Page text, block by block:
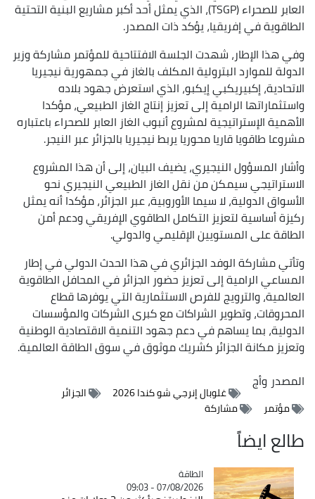
العابر للصحراء (TSGP)، الذي يمثل أحد أكبر مشاريع البنية التحتية
الطاقوية في إفريقيا، يؤكد ذات المصدر.
وفي هذا الإطار، شهدت الجلسة الافتتاحية للمؤتمر مشاركة وزير
الدولة للموارد البترولية المكلف بالغاز في جمهورية نيجيريا
الاتحادية، إكبيريكبي إيكبو، الذي استعرض جهود بلاده
واستثماراتها الرامية إلى تعزيز إنتاج الغاز الطبيعي، مؤكدا
الأهمية الإستراتيجية لمشروع أنبوب الغاز العابر للصحراء باعتباره
مشروعا طاقويا قاريا محوريا يربط نيجيريا بالجزائر عبر النيجر.
وأشار المسؤول النيجيري، يضيف البيان، إلى أن هذا المشروع
الاستراتيجي سيمكن من نقل الغاز الطبيعي النيجيري نحو
الأسواق الدولية، لا سيما الأوروبية، عبر الجزائر، مؤكدا أنه يمثل
ركيزة أساسية لتعزيز التكامل الطاقوي الإفريقي ودعم أمن
الطاقة على المستويين الإقليمي والدولي.
وتأتي مشاركة الوفد الجزائري في هذا الحدث الدولي في إطار
المساعي الرامية إلى تعزيز حضور الجزائر في المحافل الطاقوية
العالمية، والترويج للفرص الاستثمارية التي يوفرها قطاع
المحروقات، وتطوير الشراكات مع كبرى الشركات والمؤسسات
الدولية، بما يساهم في دعم جهود التنمية الاقتصادية الوطنية
وتعزيز مكانة الجزائر كشريك موثوق في سوق الطاقة العالمية.
المصدروأج
غلوبال إنرجي شو كندا 2026
الجزائر
مؤتمر
مشاركة
طالع ايضاً
Catégorie
الطاقة
07/08/2026 - 09:03